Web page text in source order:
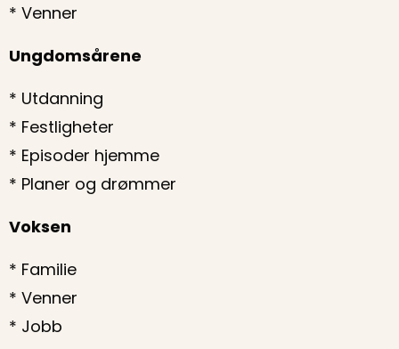
* Venner
Ungdomsårene
* Utdanning
* Festligheter
* Episoder hjemme
* Planer og drømmer
Voksen
* Familie
* Venner
* Jobb